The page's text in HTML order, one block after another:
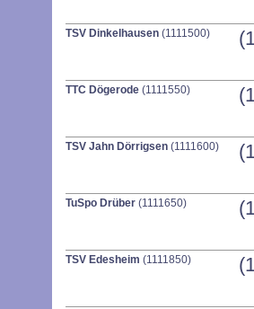
TSV Dinkelhausen (1111500)
TTC Dögerode (1111550)
TSV Jahn Dörrigsen (1111600)
TuSpo Drüber (1111650)
TSV Edesheim (1111850)